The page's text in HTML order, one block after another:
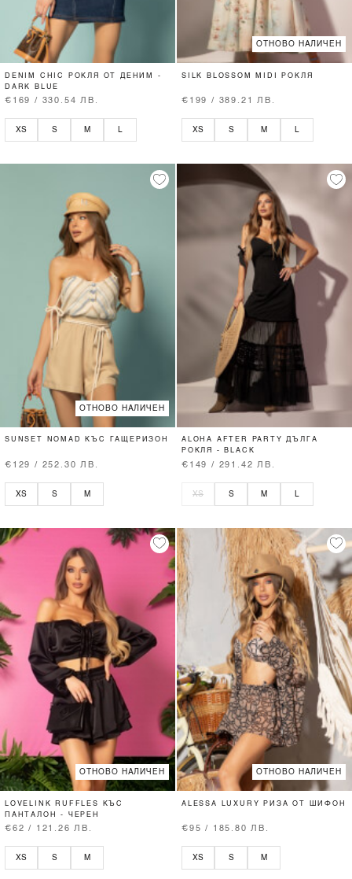
DENIM CHIC РОКЛЯ ОТ ДЕНИМ -
DARK BLUE
€169 / 330.54 ЛВ.
XS S M L
ОТНОВО НАЛИЧЕН
SILK BLOSSOM MIDI РОКЛЯ
€199 / 389.21 ЛВ.
XS S M L
ОТНОВО НАЛИЧЕН
SUNSET NOMAD КЪС ГАЩЕРИЗОН
€129 / 252.30 ЛВ.
XS S M
ALOHA AFTER PARTY ДЪЛГА
РОКЛЯ - BLACK
€149 / 291.42 ЛВ.
XS S M
ОТНОВО НАЛИЧЕН
LOVELINK RUFFLES КЪС
ПАНТАЛОН - ЧЕРЕН
€62 / 121.26 ЛВ.
XS S M
ОТНОВО НАЛИЧЕН
ALESSA LUXURY РИЗА ОТ ШИФОН
€95 / 185.80 ЛВ.
XS S M